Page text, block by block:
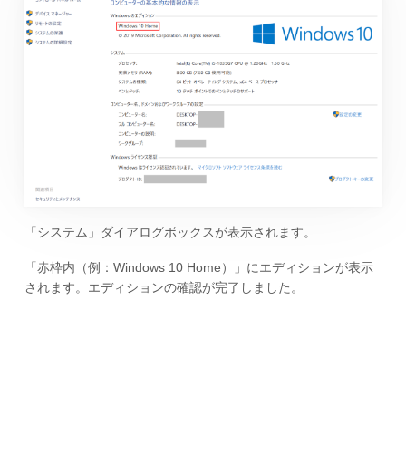
「システム」ダイアログボックスが表示されます。
「赤枠内（例：Windows 10 Home）」にエディションが表示
されます。エディションの確認が完了しました。